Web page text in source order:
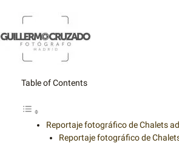
contenido
Table of Contents
Reportaje fotográfico de Chalets
Reportaje fotográfico de